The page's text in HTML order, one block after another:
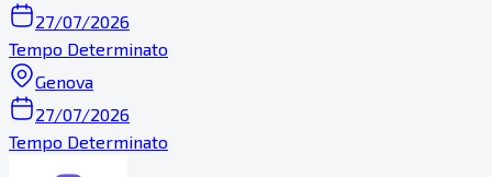
27/07/2026
Tempo Determinato
Genova
27/07/2026
Tempo Determinato